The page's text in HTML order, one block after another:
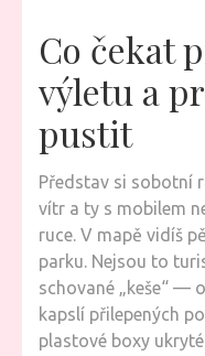
Co čekat
výletu a
pustit
Představ si sobotní
vítr a ty s mobilem
ruce. V mapě vidíš
parku. Nejsou to
schované „keše“ —
kapslí přilepených
plastové boxy